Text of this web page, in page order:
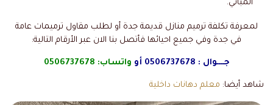
المباني.
لمعرفة تكلفة ترميم منازل قديمة جدة أو لطلب مقاول ترميمات عامة
في جدة وفي جميع احيائها فأتصل بنا الان عبر الأرقام التالية:
جــــوال : 0506737678 أو واتساب: 0506737678
شاهد أيضا: معلم دهانات داخلية